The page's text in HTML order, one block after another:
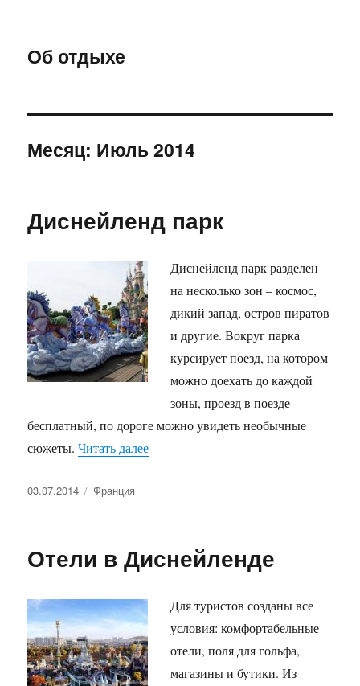
Об отдыхе
Месяц: Июль 2014
Диснейленд парк
Диснейленд парк разделен
на несколько зон – космос,
дикий запад, остров пиратов
и другие. Вокруг парка
курсирует поезд, на котором
можно доехать до каждой
зоны, проезд в поезде
бесплатный, по дороге можно увидеть необычные
сюжеты.Читать далее«Диснейленд парк»
Опубликовано
03.07.2014 Рубрики
Франция
Отели в Диснейленде
Для туристов созданы все
условия: комфортабельные
отели, поля для гольфа,
магазины и бутики. Из